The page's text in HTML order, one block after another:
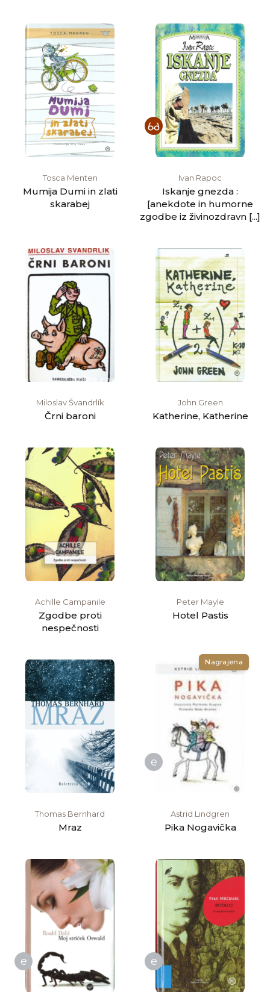
Tosca Menten
Mumija Dumi in zlati
skarabej
Ivan Rapoc
Iskanje gnezda :
[anekdote in humorne
zgodbe iz živinozdravn [...]
Miloslav Švandrlík
Črni baroni
John Green
Katherine, Katherine
Achille Campanile
Zgodbe proti
nespečnosti
Peter Mayle
Hotel Pastis
Thomas Bernhard
Mraz
Nagrajena
e
Astrid Lindgren
Pika Nogavička
e e